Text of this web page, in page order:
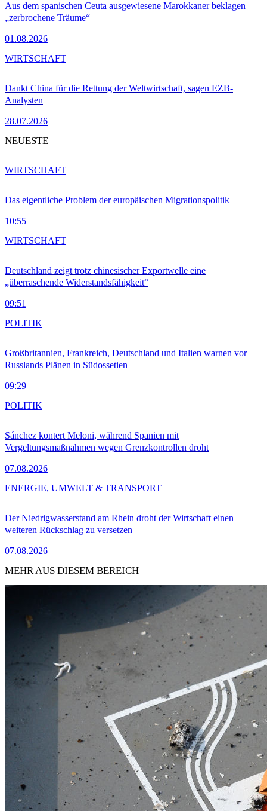
Aus dem spanischen Ceuta ausgewiesene Marokkaner beklagen
„zerbrochene Träume“
01.08.2026
Dankt China für die Rettung der Weltwirtschaft, sagen EZB-
Analysten
28.07.2026
WIRTSCHAFT
NEUESTE
Das eigentliche Problem der europäischen Migrationspolitik
10:55
WIRTSCHAFT
Deutschland zeigt trotz chinesischer Exportwelle eine
„überraschende Widerstandsfähigkeit“
09:51
WIRTSCHAFT
Großbritannien, Frankreich, Deutschland und Italien warnen vor
Russlands Plänen in Südossetien
09:29
POLITIK
Sánchez kontert Meloni, während Spanien mit
Vergeltungsmaßnahmen wegen Grenzkontrollen droht
07.08.2026
POLITIK
Der Niedrigwasserstand am Rhein droht der Wirtschaft einen
weiteren Rückschlag zu versetzen
07.08.2026
ENERGIE, UMWELT & TRANSPORT
MEHR AUS DIESEM BEREICH